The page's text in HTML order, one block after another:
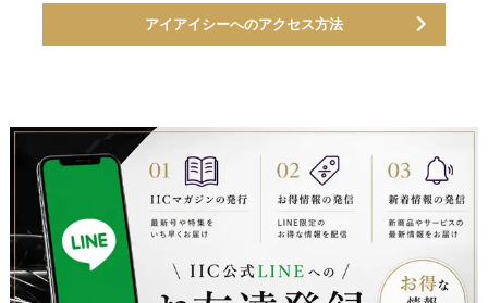
アイアイシーへのアクセス方法